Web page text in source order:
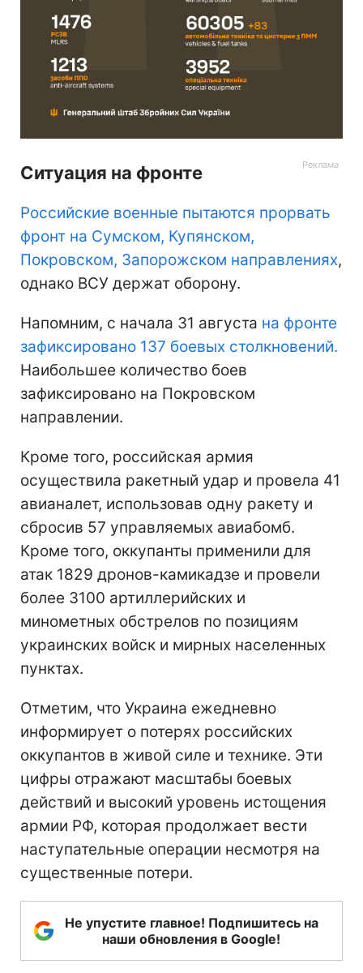
Ситуация на фронте
Российские военные пытаются прорвать
фронт на Сумском, Купянском,
Покровском, Запорожском направлениях,
однако ВСУ держат оборону.
Напомним, с начала 31 августа на фронте
зафиксировано 137 боевых столкновений.
Наибольшее количество боев
зафиксировано на Покровском
направлении.
Кроме того, российская армия
осуществила ракетный удар и провела 41
авианалет, использовав одну ракету и
сбросив 57 управляемых авиабомб.
Кроме того, оккупанты применили для
атак 1829 дронов-камикадзе и провели
более 3100 артиллерийских и
минометных обстрелов по позициям
украинских войск и мирных населенных
пунктах.
Отметим, что Украина ежедневно
информирует о потерях российских
оккупантов в живой силе и технике. Эти
цифры отражают масштабы боевых
действий и высокий уровень истощения
армии РФ, которая продолжает вести
наступательные операции несмотря на
существенные потери.
Не упустите главное! Подпишитесь на
наши обновления в Google!